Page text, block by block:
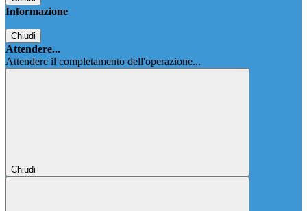
Informazione
Chiudi
Attendere...
Attendere il completamento dell'operazione...
Chiudi